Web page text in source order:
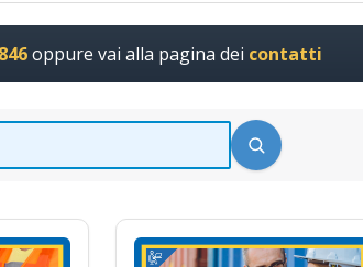
oppure vai alla pagina dei contatti